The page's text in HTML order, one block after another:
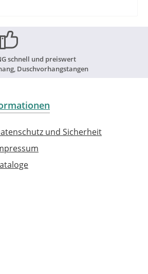
schnell und preiswert
Duschvorhangstangen
und Sicherheit